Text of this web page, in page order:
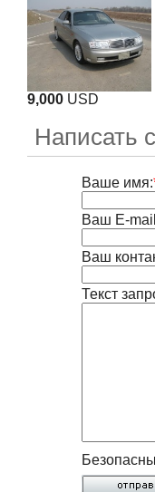
9,000 USD
Написать
Ваше имя:
Ваш E-
Ваш
Текст